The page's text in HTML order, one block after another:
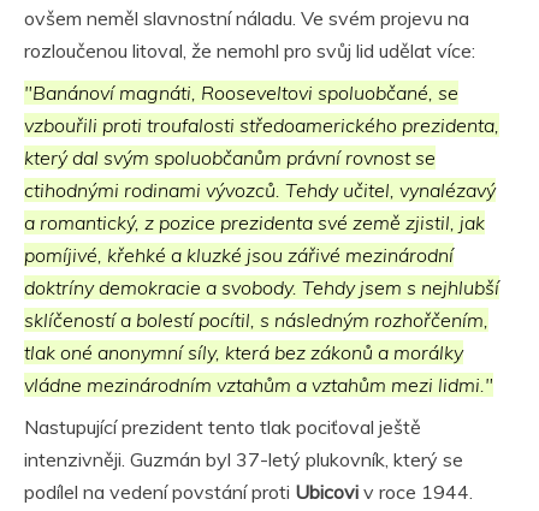
ovšem neměl slavnostní náladu. Ve svém projevu na
rozloučenou litoval, že nemohl pro svůj lid udělat více:
"Banánoví magnáti, Rooseveltovi spoluobčané, se
vzbouřili proti troufalosti středoamerického prezidenta,
který dal svým spoluobčanům právní rovnost se
ctihodnými rodinami vývozců. Tehdy učitel, vynalézavý
a romantický, z pozice prezidenta své země zjistil, jak
pomíjivé, křehké a kluzké jsou zářivé mezinárodní
doktríny demokracie a svobody. Tehdy jsem s nejhlubší
sklíčeností a bolestí pocítil, s následným rozhořčením,
tlak oné anonymní síly, která bez zákonů a morálky
vládne mezinárodním vztahům a vztahům mezi lidmi."
Nastupující prezident tento tlak pociťoval ještě
intenzivněji. Guzmán byl 37-letý plukovník, který se
podílel na vedení povstání proti Ubicovi v roce 1944.